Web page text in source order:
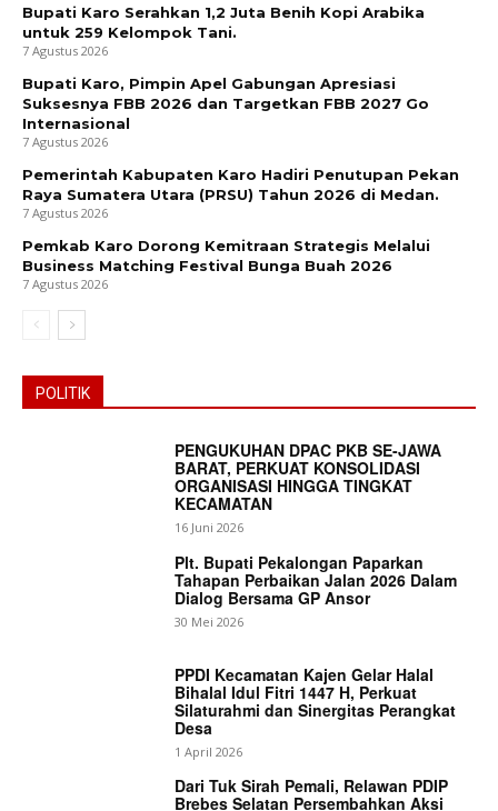
News Week
Magazine PRO
Bupati Karo Serahkan 1,2 Juta Benih Kopi Arabika
untuk 259 Kelompok Tani.
7 Agustus 2026
Bupati Karo, Pimpin Apel Gabungan Apresiasi
Suksesnya FBB 2026 dan Targetkan FBB 2027 Go
Internasional
7 Agustus 2026
Pemerintah Kabupaten Karo Hadiri Penutupan Pekan
Raya Sumatera Utara (PRSU) Tahun 2026 di Medan.
7 Agustus 2026
Pemkab Karo Dorong Kemitraan Strategis Melalui
Business Matching Festival Bunga Buah 2026
7 Agustus 2026
POLITIK
PENGUKUHAN DPAC PKB SE-JAWA
BARAT, PERKUAT KONSOLIDASI
ORGANISASI HINGGA TINGKAT
KECAMATAN
16 Juni 2026
Plt. Bupati Pekalongan Paparkan
Tahapan Perbaikan Jalan 2026 Dalam
Dialog Bersama GP Ansor
30 Mei 2026
PPDI Kecamatan Kajen Gelar Halal
Bihalal Idul Fitri 1447 H, Perkuat
Silaturahmi dan Sinergitas Perangkat
Desa
1 April 2026
Dari Tuk Sirah Pemali, Relawan PDIP
Brebes Selatan Persembahkan Aksi